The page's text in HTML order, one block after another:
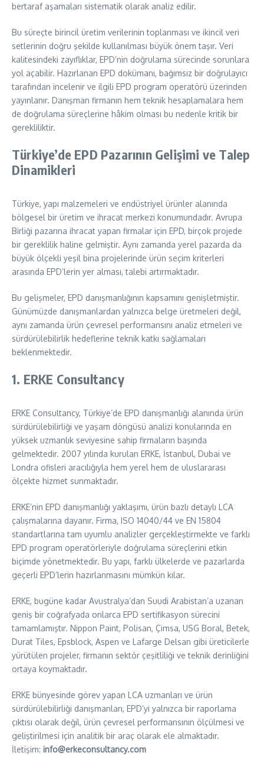
bertaraf aşamaları sistematik olarak analiz edilir.
Bu süreçte birincil üretim verilerinin toplanması ve ikincil veri
setlerinin doğru şekilde kullanılması büyük önem taşır. Veri
kalitesindeki zayıflıklar, EPD’nin doğrulama sürecinde sorunlara
yol açabilir. Hazırlanan EPD dokümanı, bağımsız bir doğrulayıcı
tarafından incelenir ve ilgili EPD program operatörü üzerinden
yayınlanır. Danışman firmanın hem teknik hesaplamalara hem
de doğrulama süreçlerine hâkim olması bu nedenle kritik bir
gerekliliktir.
Türkiye’de EPD Pazarının Gelişimi ve Talep
Dinamikleri
Türkiye, yapı malzemeleri ve endüstriyel ürünler alanında
bölgesel bir üretim ve ihracat merkezi konumundadır. Avrupa
Birliği pazarına ihracat yapan firmalar için EPD, birçok projede
bir gereklilik haline gelmiştir. Aynı zamanda yerel pazarda da
büyük ölçekli yeşil bina projelerinde ürün seçim kriterleri
arasında EPD’lerin yer alması, talebi artırmaktadır.
Bu gelişmeler, EPD danışmanlığının kapsamını genişletmiştir.
Günümüzde danışmanlardan yalnızca belge üretmeleri değil,
aynı zamanda ürün çevresel performansını analiz etmeleri ve
sürdürülebilirlik hedeflerine teknik katkı sağlamaları
beklenmektedir.
1. ERKE Consultancy
ERKE Consultancy, Türkiye’de EPD danışmanlığı alanında ürün
sürdürülebilirliği ve yaşam döngüsü analizi konularında en
yüksek uzmanlık seviyesine sahip firmaların başında
gelmektedir. 2007 yılında kurulan ERKE, İstanbul, Dubai ve
Londra ofisleri aracılığıyla hem yerel hem de uluslararası
ölçekte hizmet sunmaktadır.
ERKE’nin EPD danışmanlığı yaklaşımı, ürün bazlı detaylı LCA
çalışmalarına dayanır. Firma, ISO 14040/44 ve EN 15804
standartlarına tam uyumlu analizler gerçekleştirmekte ve farklı
EPD program operatörleriyle doğrulama süreçlerini etkin
biçimde yönetmektedir. Bu yapı, farklı ülkelerde ve pazarlarda
geçerli EPD’lerin hazırlanmasını mümkün kılar.
ERKE, bugüne kadar Avustralya’dan Suudi Arabistan’a uzanan
geniş bir coğrafyada onlarca EPD sertifikasyon sürecini
tamamlamıştır. Nippon Paint, Polisan, Çimsa, USG Boral, Betek,
Durat Tiles, Epsblock, Aspen ve Lafarge Delsan gibi üreticilerle
yürütülen projeler, firmanın sektör çeşitliliği ve teknik derinliğini
ortaya koymaktadır.
ERKE bünyesinde görev yapan LCA uzmanları ve ürün
sürdürülebilirliği danışmanları, EPD’yi yalnızca bir raporlama
çıktısı olarak değil, ürün çevresel performansının ölçülmesi ve
geliştirilmesi için analitik bir araç olarak ele almaktadır.
İletişim: info@erkeconsultancy.com